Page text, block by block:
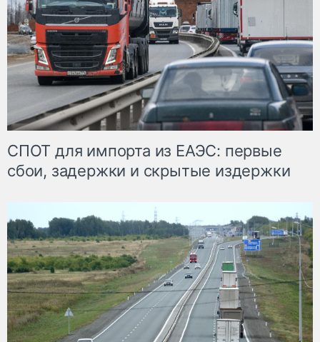
СПОТ для импорта из ЕАЭС: первые
сбои, задержки и скрытые издержки